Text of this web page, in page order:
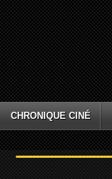
CHRONIQUE CINÉ